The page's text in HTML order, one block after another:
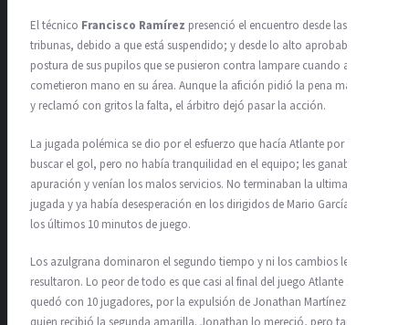
El técnico Francisco Ramírez presenció el encuentro desde las
tribunas, debido a que está suspendido; y desde lo alto aprobaba la
postura de sus pupilos que se pusieron contra lampare cuando al 71’
cometieron mano en su área. Aunque la afición pidió la pena máxima
y reclamó con gritos la falta, el árbitro dejó pasar la acción.
La jugada polémica se dio por el esfuerzo que hacía Atlante por
buscar el gol, pero no había tranquilidad en el equipo; les ganaba la
apuración y venían los malos servicios. No terminaban la ultima
jugada y ya había desesperación en los dirigidos de Mario García en
los últimos 10 minutos de juego.
Los azulgrana dominaron el segundo tiempo y ni los cambios le
resultaron. Lo peor de todo es que casi al final del juego Atlante se
quedó con 10 jugadores, por la expulsión de Jonathan Martínez,